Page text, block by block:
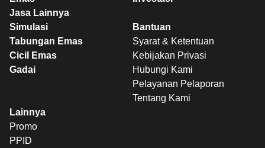
Jasa Lainnya
Simulasi
Tabungan Emas
Cicil Emas
Gadai
Bantuan
Syarat & Ketentuan
Kebijakan Privasi
Hubungi Kami
Pelayanan Pelaporan
Tentang Kami
Lainnya
Promo
PPID